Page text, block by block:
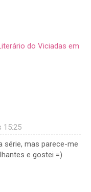
do Viciadas em
15:25
série, mas parece-me
e gostei =)